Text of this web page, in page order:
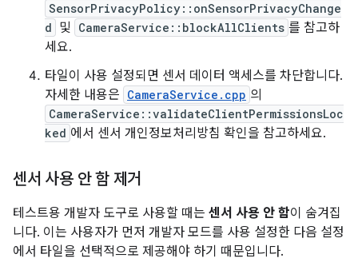
SensorPrivacyPolicy::onSensorPrivacyChange
d 및 CameraService::blockAllClients 를 참고하
세요.
타일이 사용 설정되면 센서 데이터 액세스를 차단합니다.
자세한 내용은 CameraService.cpp 의
CameraService::validateClientPermissionsLoc
ked 에서 센서 개인정보처리방침 확인을 참고하세요.
센서 사용 안 함 제거
테스트용 개발자 도구로 사용할 때는 센서 사용 안 함이 숨겨집
니다. 이는 사용자가 먼저 개발자 모드를 사용 설정한 다음 설정
에서 타일을 선택적으로 제공해야 하기 때문입니다.